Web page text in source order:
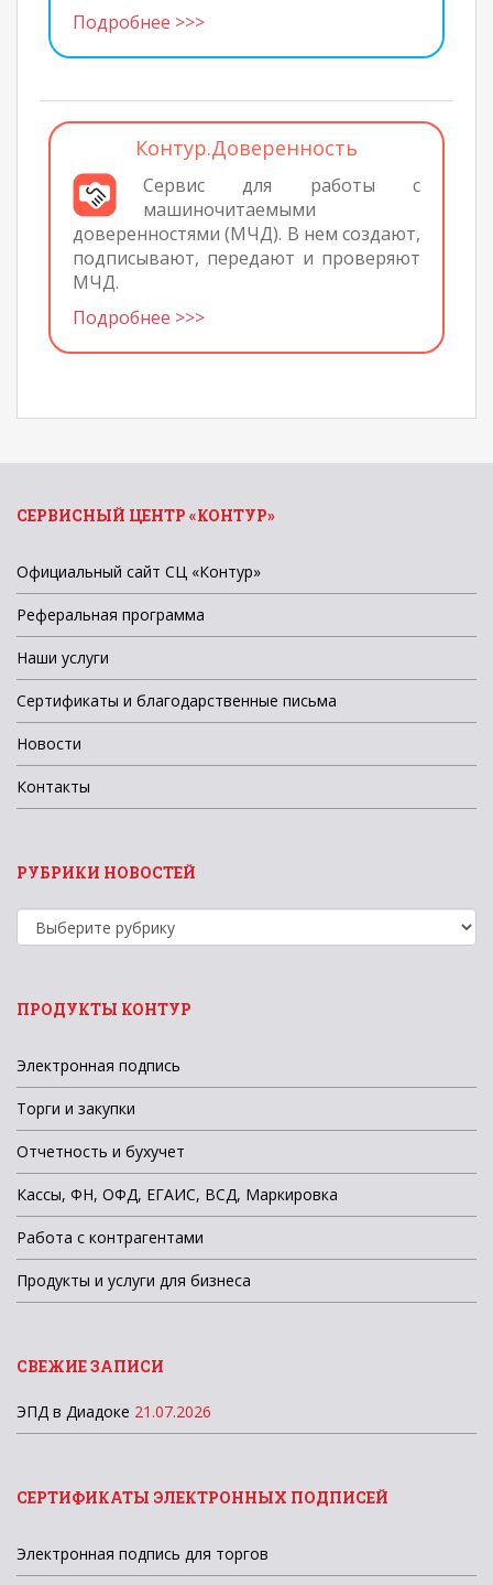
Подробнее >>>
Контур.Доверенность
Сервис для работы с
машиночитаемыми
доверенностями (МЧД). В нем создают,
подписывают, передают и проверяют
МЧД.
Подробнее >>>
СЕРВИСНЫЙ ЦЕНТР «КОНТУР»
Официальный сайт СЦ «Контур»
Реферальная программа
Наши услуги
Сертификаты и благодарственные письма
Новости
Контакты
РУБРИКИ НОВОСТЕЙ
Рубрики
новостей
ПРОДУКТЫ КОНТУР
Электронная подпись
Торги и закупки
Отчетность и бухучет
Кассы, ФН, ОФД, ЕГАИС, ВСД, Маркировка
Работа с контрагентами
Продукты и услуги для бизнеса
СВЕЖИЕ ЗАПИСИ
ЭПД в Диадоке 21.07.2026
СЕРТИФИКАТЫ ЭЛЕКТРОННЫХ ПОДПИСЕЙ
Электронная подпись для торгов